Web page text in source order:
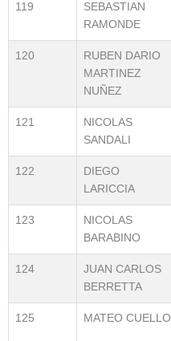
119
SEBASTIAN
RAMONDE
120
RUBEN DARIO
MARTINEZ
NUÑEZ
121
NICOLAS
SANDALI
122
DIEGO
LARICCIA
123
NICOLAS
BARABINO
124
JUAN CARLOS
BERRETTA
125 MATEO CUELLO